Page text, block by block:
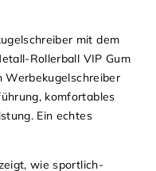
mit dem
Rollerball VIP Gum
Werbekugelschreiber
komfortables
Ein echtes
wie sportlich-